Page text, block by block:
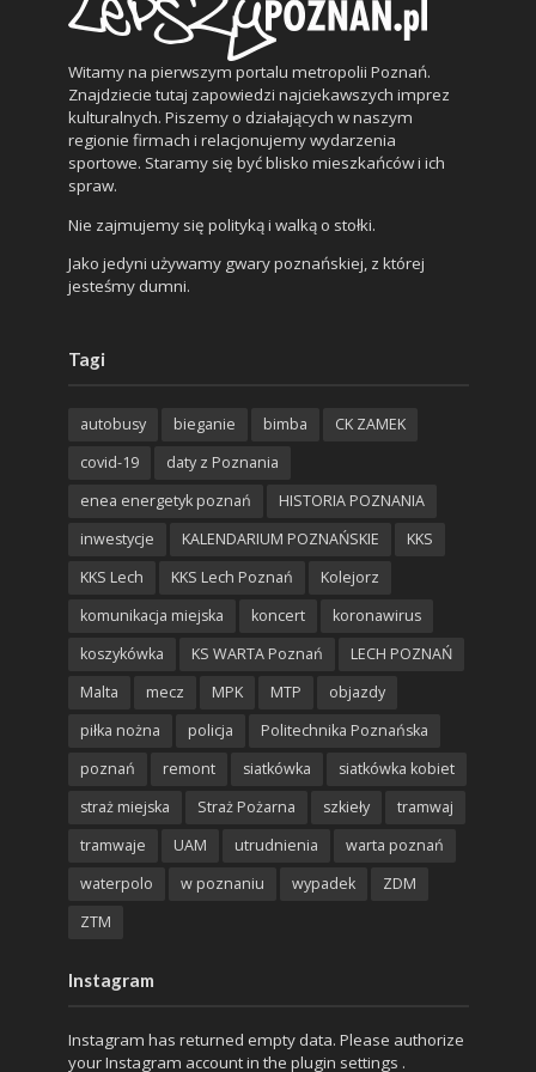
Witamy na pierwszym portalu metropolii Poznań.
Znajdziecie tutaj zapowiedzi najciekawszych imprez
kulturalnych. Piszemy o działających w naszym
regionie firmach i relacjonujemy wydarzenia
sportowe. Staramy się być blisko mieszkańców i ich
spraw.
Nie zajmujemy się polityką i walką o stołki.
Jako jedyni używamy gwary poznańskiej, z której
jesteśmy dumni.
Tagi
autobusy bieganie bimba
CK ZAMEK
covid-19
daty z Poznania
enea energetyk poznań
HISTORIA POZNANIA
inwestycje
KALENDARIUM POZNAŃSKIE
KKS
KKS Lech
KKS Lech Poznań
Kolejorz
komunikacja miejska
koncert
koronawirus
koszykówka
KS WARTA Poznań
LECH POZNAŃ
Malta
mecz MPK MTP
objazdy
piłka nożna
policja
Politechnika Poznańska
poznań
remont siatkówka
siatkówka kobiet
straż miejska
Straż Pożarna szkieły
tramwaj
tramwaje
UAM utrudnienia
warta poznań
waterpolo
w poznaniu wypadek
ZDM
ZTM
Instagram
Instagram has returned empty data. Please authorize
your Instagram account in the plugin settings .